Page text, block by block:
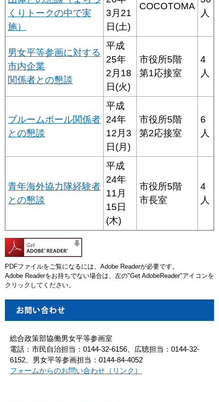
くりトークの中で実
施）
3月21
日(土)
COCOTOMA
人
男女平等参画に対する
市内企業
関係者との懇談
平成
25年
2月18
日(火)
市役所5階
第1応接室
4
人
ブルームボール関係者
との懇談
平成
24年
12月3
日(月)
市役所5階
第2応接室
6
人
青年海外協力隊経験者
との懇談
平成
24年
11月
15日
(木)
市役所5階
市長室
4
人
PDFファイルをご覧になるには、Adobe Readerが必要です。
Adobe Readerをお持ちでない場合は、左の"Get AdobeReader"アイコンを
クリックしてください。
総合政策部協働男女平等参画室
電話：市民自治担当：0144-32-6156、広聴担当：0144-32-
6152、男女平等参画担当：0144-84-4052
フォームからのお問い合わせ（リンク）